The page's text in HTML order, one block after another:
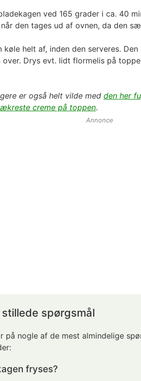
ved 165 grader i ca. 40
den tages ud af ovnen, da den
køle helt af, inden den serveres.
over. Drys evt. lidt flormelis på
er også helt vilde med den her
creme på toppen.
Annonce
spørgsmål
på nogle af de mest almindelige
fryses?